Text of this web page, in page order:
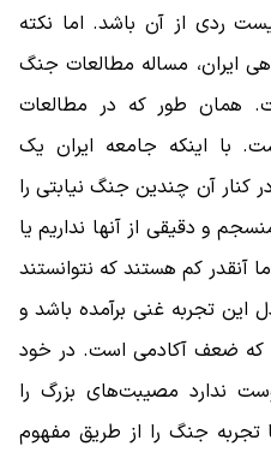
ردی از آن باشد. اما نکته
ایران، مساله مطالعات جنگ
همان طور که در مطالعات
با اینکه جامعه ایران یک
کنار آن چندین جنگ نیابتی را
و دقیقی از آنها نداریم یا
کم هستند که نتوانستند
تجربه غنی برآمده باشد و
که ضعف آکادمی است. در خود
ندارد مصیبت‌های بزرگ را
جنگ را از طریق مفهوم